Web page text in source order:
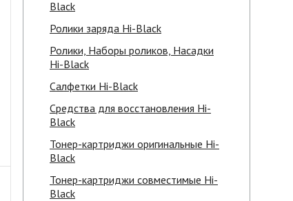
Black
Ролики заряда Hi-Black
Ролики, Наборы роликов, Насадки
Hi-Black
Салфетки Hi-Black
Средства для восстановления Hi-
Black
Тонер-картриджи оригинальные Hi-
Black
Тонер-картриджи совместимые Hi-
Black